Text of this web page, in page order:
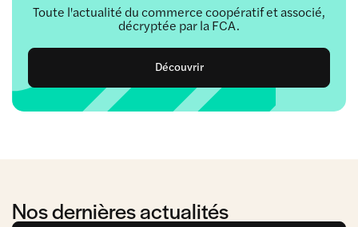
Toute l'actualité du commerce coopératif et associé,
décryptée par la FCA.
Découvrir
Nos dernières actualités